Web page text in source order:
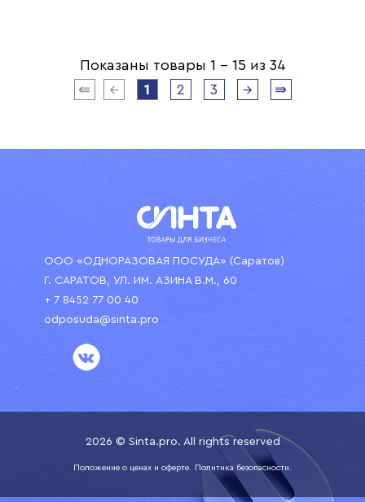
Показаны товары 1 - 15 из 34
⇚
← 1 2 3 → ⇛
ООО «ОДНОРАЗОВАЯ ПОСУДА» (Саратов)
Г. САРАТОВ, УЛ. ИМ. АЗИНА В.М., 60
+ 7 8452 77 00 40
odposuda@sinta.pro
2026 © Sinta.pro. All rights reserved
Положение о ценах и оферте. Политика безопасности.